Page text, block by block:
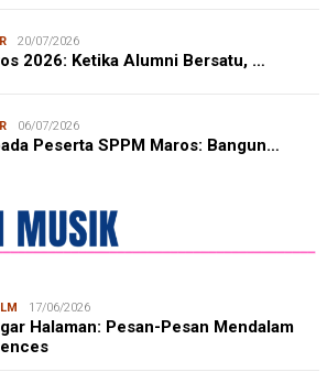
20/07/2026
2026: Ketika Alumni Bersatu, …
06/07/2026
Peserta SPPM Maros: Bangun…
17/06/2026
Halaman: Pesan-Pesan Mendalam